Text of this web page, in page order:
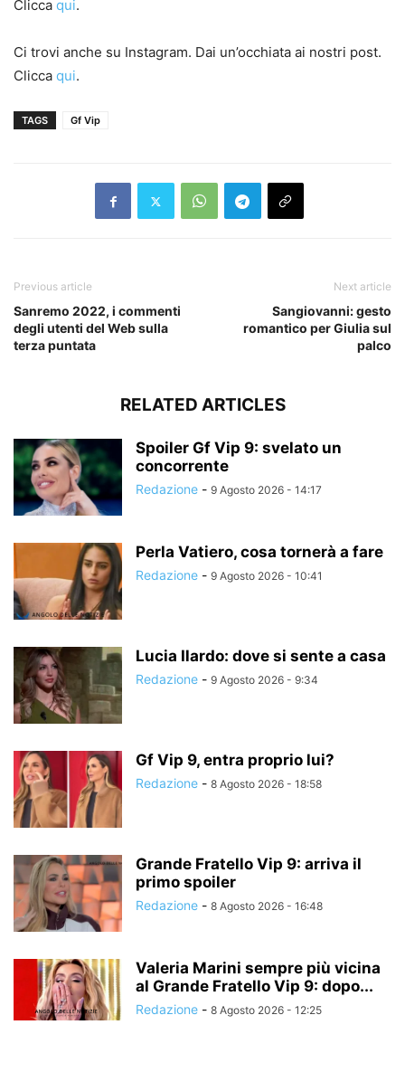
Clicca qui.
Ci trovi anche su Instagram. Dai un’occhiata ai nostri post.
Clicca qui.
TAGS Gf Vip
Previous article
Sanremo 2022, i commenti
degli utenti del Web sulla
terza puntata
Next article
Sangiovanni: gesto
romantico per Giulia sul
palco
RELATED ARTICLES
Spoiler Gf Vip 9: svelato un
concorrente
Redazione - 9 Agosto 2026 - 14:17
Perla Vatiero, cosa tornerà a fare
Redazione - 9 Agosto 2026 - 10:41
Lucia Ilardo: dove si sente a casa
Redazione - 9 Agosto 2026 - 9:34
Gf Vip 9, entra proprio lui?
Redazione - 8 Agosto 2026 - 18:58
Grande Fratello Vip 9: arriva il
primo spoiler
Redazione - 8 Agosto 2026 - 16:48
Valeria Marini sempre più vicina
al Grande Fratello Vip 9: dopo...
Redazione - 8 Agosto 2026 - 12:25